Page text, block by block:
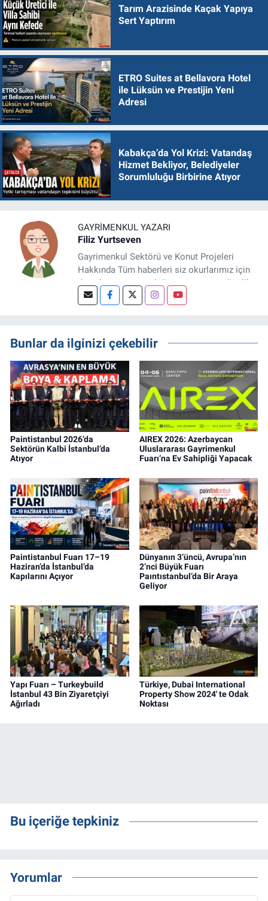
Tarım Arazisinde Kaçak Yapıya
Sert Yaptırım
ETRO Suites at Bellavora Hotel
ile Lüksün ve Prestijin Yeni
Adresi
Kabakça’da Yol Krizi: Vatandaş
Hizmet Bekliyor, Belediyeler
Sorumluluğu Birbirine Atıyor
GAYRIMENKUL YAZARI
Filiz Yurtseven
Gayrimenkul Sektörü ve Konut Projeleri
Hakkında Tüm haberleri siz okurlarımız için
detaylıca araştırıp doğru ve yatırıma yönelik
bilgileri sizlerle paylaşan bir haber
Bunlar da ilginizi çekebilir
Paintistanbul 2026’da
Sektörün Kalbi İstanbul’da
Atıyor
AIREX 2026: Azerbaycan
Uluslararası Gayrimenkul
Fuarı’na Ev Sahipliği Yapacak
Paintistanbul Fuarı 17–19
Haziran’da İstanbul’da
Kapılarını Açıyor
Dünyanın 3’üncü, Avrupa’nın
2’nci Büyük Fuarı
Paıntıstanbul’da Bir Araya
Geliyor
Yapı Fuarı – Turkeybuild
İstanbul 43 Bin Ziyaretçiyi
Ağırladı
Türkiye, Dubai International
Property Show 2024' te Odak
Noktası
Bu içeriğe tepkiniz
Yorumlar